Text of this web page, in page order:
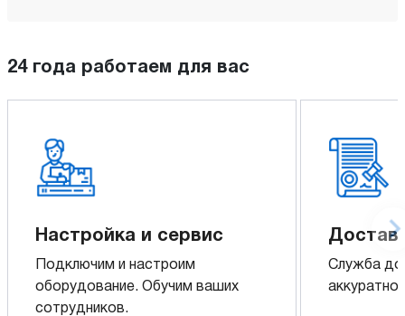
24 года работаем для вас
Настройка и сервис
Подключим и настроим
оборудование. Обучим ваших
сотрудников.
Служба
аккуратно